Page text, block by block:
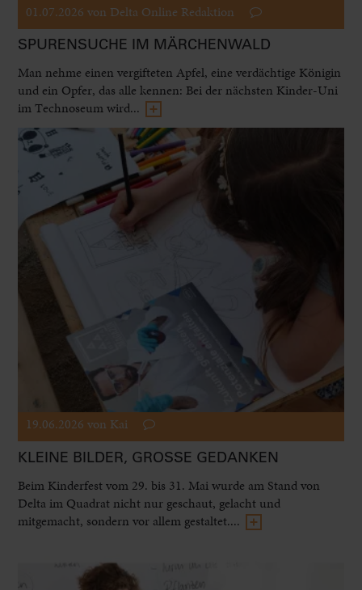
01.07.2026 von Delta Online Redaktion
SPURENSUCHE IM MÄRCHENWALD
Man nehme einen vergifteten Apfel, eine verdächtige Königin
und ein Opfer, das alle kennen: Bei der nächsten Kinder-Uni
im Technoseum wird...
19.06.2026 von Kai
KLEINE BILDER, GROSSE GEDANKEN
Beim Kinderfest vom 29. bis 31. Mai wurde am Stand von
Delta im Quadrat nicht nur geschaut, gelacht und
mitgemacht, sondern vor allem gestaltet....